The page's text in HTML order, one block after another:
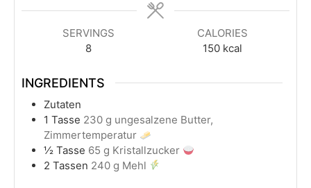
SERVINGS
8
CALORIES
150 kcal
INGREDIENTS
Zutaten
1 Tasse 230 g ungesalzene Butter,
Zimmertemperatur
½ Tasse 65 g Kristallzucker
2 Tassen 240 g Mehl